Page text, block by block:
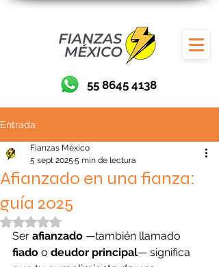
55 8645 4138
Entrada
Afianzado en una fianza:
guía 2025
Fianzas México
5 sept 2025 5 min de lectura
Obtuvo NaN de 5 estrellas.
Ser afianzado —también llamado
fiado o deudor principal— significa